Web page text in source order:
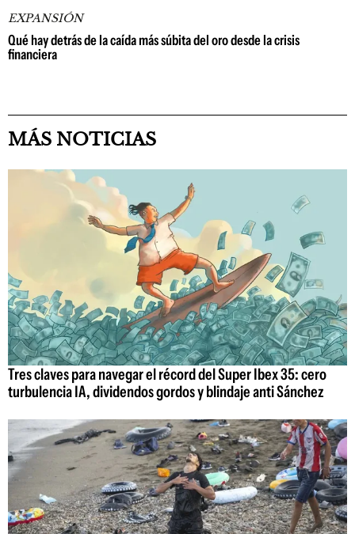
EXPANSIÓN
Qué hay detrás de la caída más súbita del oro desde la crisis
financiera
MÁS NOTICIAS
Tres claves para navegar el récord del Super Ibex 35: cero
turbulencia IA, dividendos gordos y blindaje anti Sánchez